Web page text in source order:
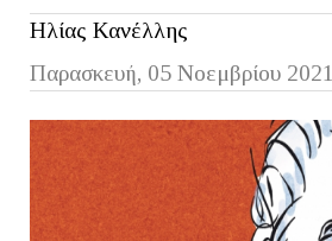
Ηλίας Κανέλλης
Παρασκευή, 05 Νοεμβρίου